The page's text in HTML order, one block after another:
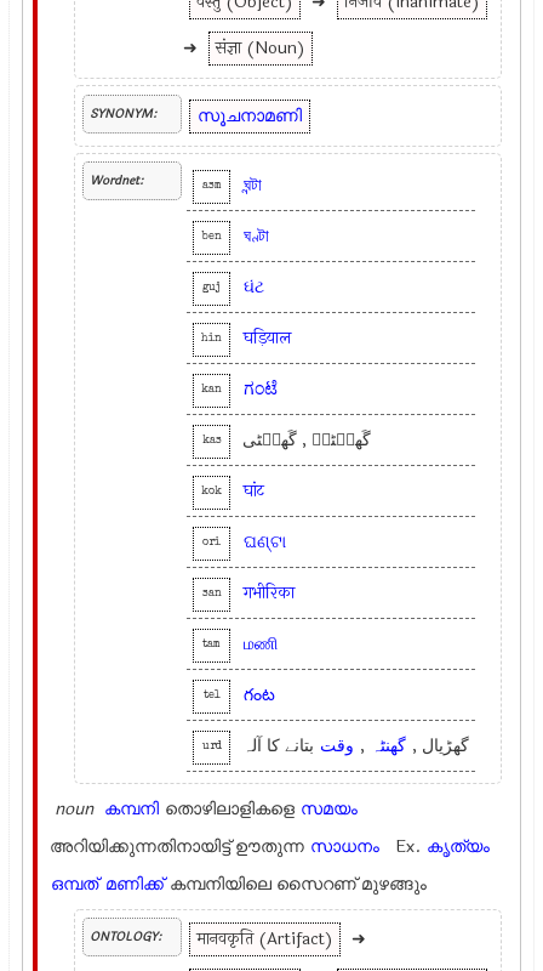
➜
संज्ञा (Noun)
SYNONYM: സൂചനാമണി
Wordnet: asm ঘন্টা
ben ঘণ্টা
guj ઘંટ
hin घड़ियाल
kan ಗಂಟೆ
kas گَھنٛٹہٕ , گَھنٛٹی
kok घांट
ori ଘଣ୍ଟା
san गभीरिका
tam மணி
tel గంట
urd گھڑیال , گھنٹہ , وقت بتانے کا آلہ
noun കമ്പനി തൊഴിലാളികളെ സമയം
അറിയിക്കുന്നതിനായിട്ട് ഊതുന്ന സാധനം Ex. കൃത്യം
ഒമ്പത് മണിക്ക്കമ്പനിയിലെ സൈറണ് മുഴങ്ങും
ONTOLOGY: मानवकृति (Artifact)
➜